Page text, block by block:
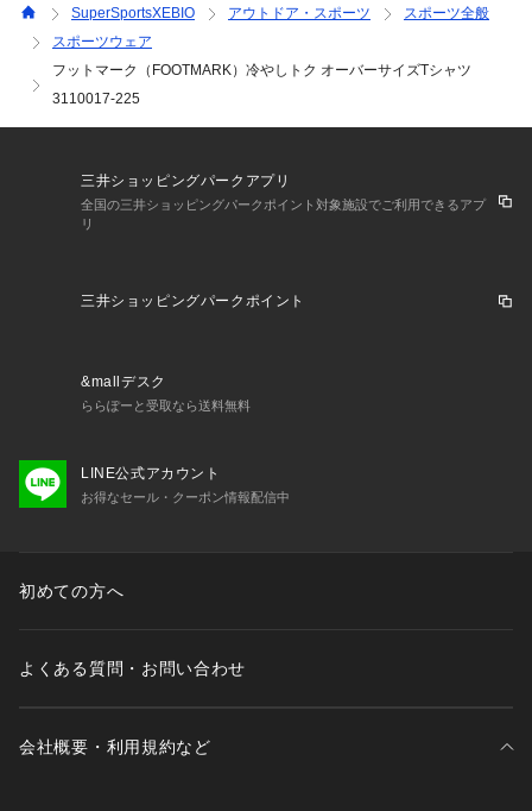
※弊社独自の採寸・計量方法により計測を行っておりますた
め、多少の誤差が生じる場合があります。
※一部商品において弊社カラー表記がメーカーカラー表記と異
なる場合があります。
※掲載の価格・製品のパッケージ・デザイン・仕様について、
予告なく変更することがあります。あらかじめご了承くださ
い。2026年春夏モデル 2026ssmodel フットマーク FOOT M
ns メンズ めんず 男性 アウトドア レジャー キャンプ トップ
グレー ぐれー 運動 ランニング シンプル デイリーユース
SuperSportsXEBIO アウトドア・スポーツ
スポーツ全般
スポーツウェア
フットマーク（FOOTMARK）冷やしトク オーバーサイズTシャツ
3110017-225
三井ショッピングパークアプリ
全国の三井ショッピングパークポイント対象施設でご利用できるアプ
リ
三井ショッピングパークポイント
&mallデスク
ららぽーと受取なら送料無料
LINE公式アカウント
お得なセール・クーポン情報配信中
初めての方へ
よくある質問・お問い合わせ
会社概要・利用規約など